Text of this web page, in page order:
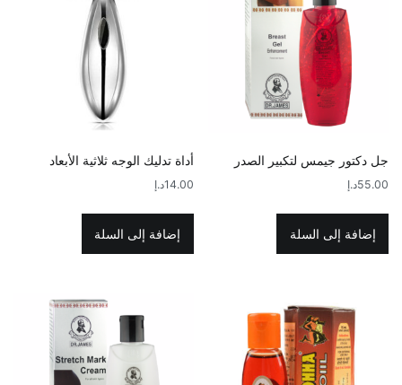
جل دكتور جيمس لتكبير الصدر
55.00د.إ
إضافة إلى السلة
أداة تدليك الوجه ثلاثية الأبعاد
14.00د.إ
إضافة إلى السلة